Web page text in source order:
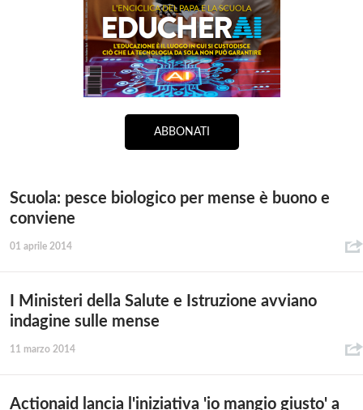
ABBONATI
Scuola: pesce biologico per mense è buono e
conviene
01 aprile 2014
I Ministeri della Salute e Istruzione avviano
indagine sulle mense
11 marzo 2014
Actionaid lancia l'iniziativa 'io mangio giusto' a